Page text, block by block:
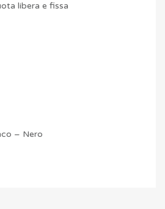
libera e fissa
– Nero